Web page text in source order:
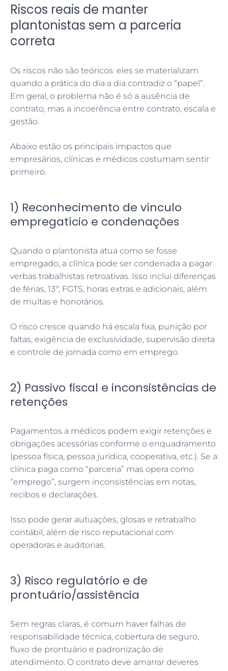
Riscos reais de manter
plantonistas sem a parceria
correta
Os riscos não são teóricos: eles se materializam
quando a prática do dia a dia contradiz o “papel”.
Em geral, o problema não é só a ausência de
contrato, mas a incoerência entre contrato, escala e
gestão.
Abaixo estão os principais impactos que
empresários, clínicas e médicos costumam sentir
primeiro.
1) Reconhecimento de vínculo
empregatício e condenações
Quando o plantonista atua como se fosse
empregado, a clínica pode ser condenada a pagar
verbas trabalhistas retroativas. Isso inclui diferenças
de férias, 13º, FGTS, horas extras e adicionais, além
de multas e honorários.
O risco cresce quando há escala fixa, punição por
faltas, exigência de exclusividade, supervisão direta
e controle de jornada como em emprego.
2) Passivo fiscal e inconsistências de
retenções
Pagamentos a médicos podem exigir retenções e
obrigações acessórias conforme o enquadramento
(pessoa física, pessoa jurídica, cooperativa, etc.). Se a
clínica paga como “parceria” mas opera como
“emprego”, surgem inconsistências em notas,
recibos e declarações.
Isso pode gerar autuações, glosas e retrabalho
contábil, além de risco reputacional com
operadoras e auditorias.
3) Risco regulatório e de
prontuário/assistência
Sem regras claras, é comum haver falhas de
responsabilidade técnica, cobertura de seguro,
fluxo de prontuário e padronização de
atendimento. O contrato deve amarrar deveres